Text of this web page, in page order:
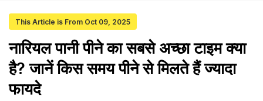
This Article is From Oct 09, 2025
नारियल पानी पीने का सबसे अच्छा टाइम क्या
है? जानें किस समय पीने से मिलते हैं ज्यादा
फायदे